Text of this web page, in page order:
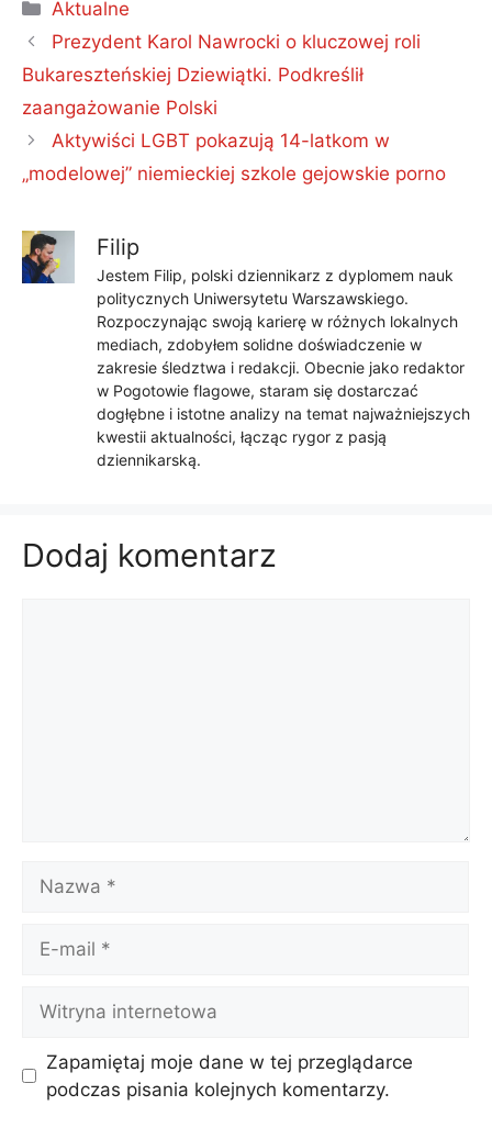
Kategorie
Aktualne
Prezydent Karol Nawrocki o kluczowej roli
Bukareszteńskiej Dziewiątki. Podkreślił
zaangażowanie Polski
Aktywiści LGBT pokazują 14-latkom w
„modelowej” niemieckiej szkole gejowskie porno
Filip
Jestem Filip, polski dziennikarz z dyplomem nauk
politycznych Uniwersytetu Warszawskiego.
Rozpoczynając swoją karierę w różnych lokalnych
mediach, zdobyłem solidne doświadczenie w
zakresie śledztwa i redakcji. Obecnie jako redaktor
w Pogotowie flagowe, staram się dostarczać
dogłębne i istotne analizy na temat najważniejszych
kwestii aktualności, łącząc rygor z pasją
dziennikarską.
Dodaj komentarz
mail
internetowa
Zapamiętaj moje dane w tej przeglądarce
podczas pisania kolejnych komentarzy.